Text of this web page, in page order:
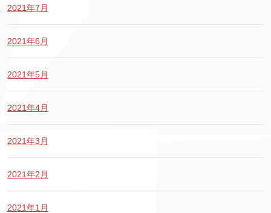
2021年7月
2021年6月
2021年5月
2021年4月
2021年3月
2021年2月
2021年1月